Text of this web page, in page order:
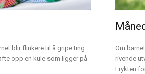
blir flinkere til å gripe ting.
opp en kule som ligger på
Om
rivende
Frykten